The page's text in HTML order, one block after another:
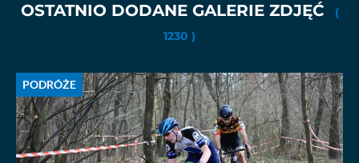
OSTATNIO DODANE GALERIE ZDJĘĆ
(
1230 )
PODRÓŻE